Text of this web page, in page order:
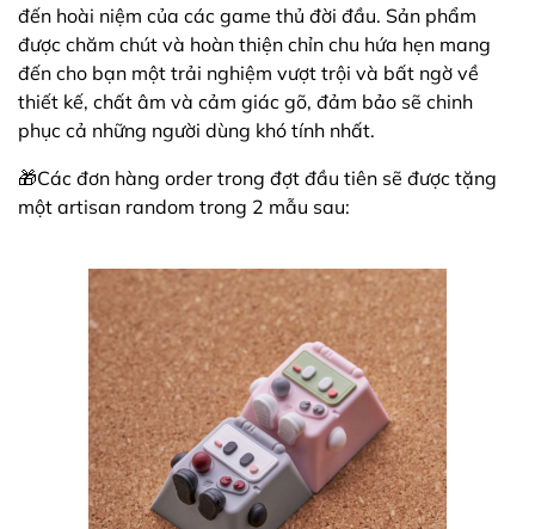
đến hoài niệm của các game thủ đời đầu. Sản phẩm
được chăm chút và hoàn thiện chỉn chu hứa hẹn mang
đến cho bạn một trải nghiệm vượt trội và bất ngờ về
thiết kế, chất âm và cảm giác gõ, đảm bảo sẽ chinh
phục cả những người dùng khó tính nhất.
🎁Các đơn hàng order trong đợt đầu tiên sẽ được tặng
một artisan random trong 2 mẫu sau: